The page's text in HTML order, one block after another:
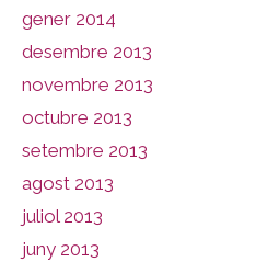
gener 2014
desembre 2013
novembre 2013
octubre 2013
setembre 2013
agost 2013
juliol 2013
juny 2013